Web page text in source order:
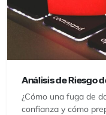
Análisis de Riesgo
¿Cómo una fuga de
confianza y cómo